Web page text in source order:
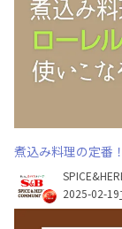
煮込み料理の定番
2025-02-19